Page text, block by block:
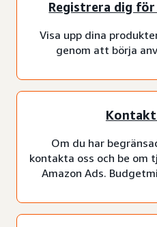
Registrera dig
Visa upp dina
genom att börja
Om du har
kontakta oss och be om
Amazon Ads.